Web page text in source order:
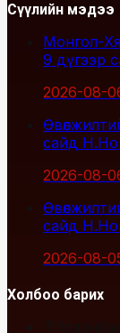
Сүүлийн мэдээ
Монгол-
9 дүгээр
2026-08-
сайд
2026-08-
сайд
2026-08-
Холбоо барих